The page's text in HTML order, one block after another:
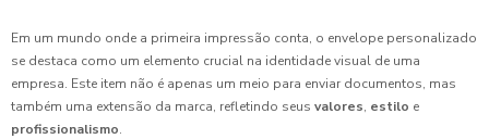
Em um mundo onde a primeira impressão conta, o envelope personalizado
se destaca como um elemento crucial na identidade visual de uma
empresa. Este item não é apenas um meio para enviar documentos, mas
também uma extensão da marca, refletindo seus valores, estilo e
profissionalismo.